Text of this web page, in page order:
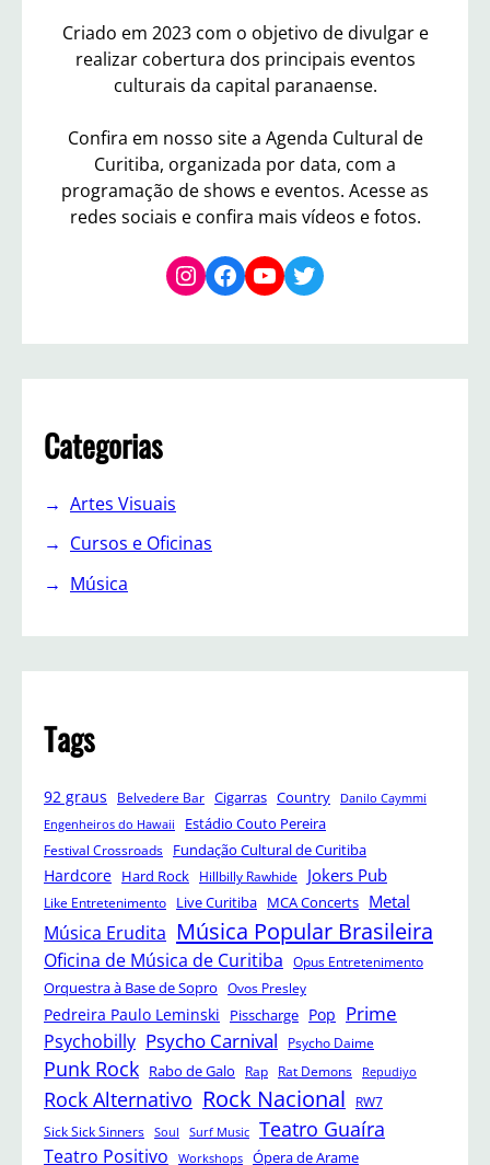
S
c
a
u
r
r
a
Criado em 2023 com o objetivo de divulgar e
realizar cobertura dos principais eventos
culturais da capital paranaense.
Confira em nosso site a Agenda Cultural de
Curitiba, organizada por data, com a
programação de shows e eventos. Acesse as
redes sociais e confira mais vídeos e fotos.
Instagram Facebook YouTube Twitter
Categorias
Artes Visuais
Cursos e Oficinas
Música
Tags
92 graus Belvedere Bar Cigarras Country
Danilo Caymmi
Engenheiros do Hawaii
Estádio Couto Pereira
Festival Crossroads Fundação Cultural de Curitiba
Hardcore Hard Rock Hillbilly Rawhide Jokers Pub
Like Entretenimento Live Curitiba MCA Concerts Metal
Música Erudita Música Popular Brasileira
Oficina de Música de Curitiba Opus Entretenimento
Orquestra à Base de Sopro Ovos Presley
Pedreira Paulo Leminski Pisscharge Pop Prime
Psychobilly Psycho Carnival Psycho Daime
Punk Rock Rabo de Galo Rap Rat Demons Repudiyo
Rock Alternativo Rock Nacional
RW7
Sick Sick Sinners
Soul Surf Music Teatro Guaíra
Teatro Positivo Workshops Ópera de Arame